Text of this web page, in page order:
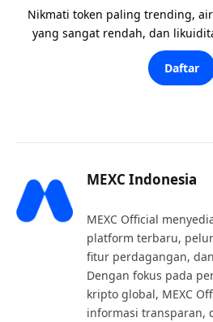
Nikmati token paling trending,
yang sangat rendah, dan
Daftar
MEXC Indonesia
MEXC Official
platform terbaru,
fitur perdagangan,
Dengan fokus pada
kripto global, MEXC
informasi transparan,